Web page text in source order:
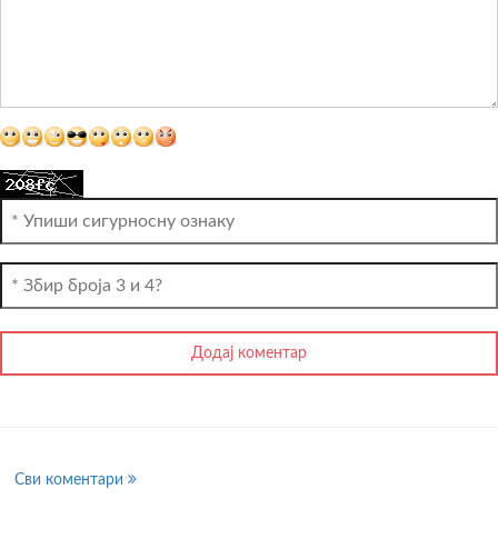
Сви коментари